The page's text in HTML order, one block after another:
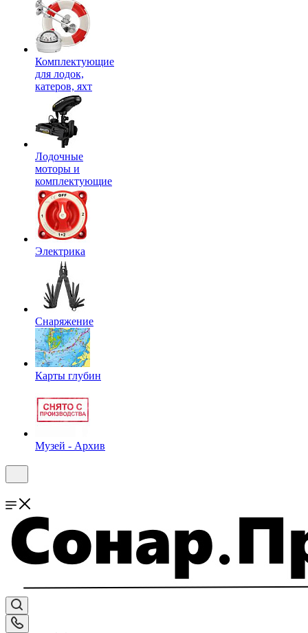
Комплектующие
для лодок,
катеров, яхт
Лодочные
моторы и
комплектующие
Электрика
Снаряжение
Карты глубин
Музей - Архив